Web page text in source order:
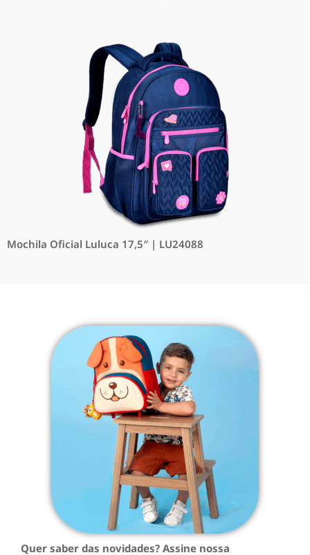
Mochila Oficial Luluca 17,5″ | LU24088
Quer saber das novidades? Assine nossa